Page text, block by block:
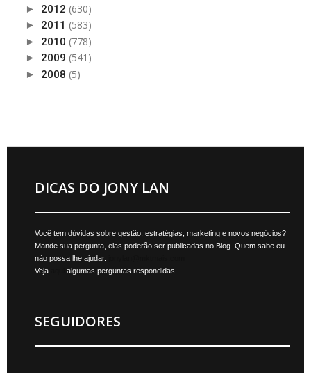
► 2012 (630)
► 2011 (583)
► 2010 (778)
► 2009 (541)
► 2008 (5)
DICAS DO JONY LAN
Você tem dúvidas sobre gestão, estratégias, marketing e novos negócios?
Mande sua pergunta, elas poderão ser publicadas no Blog. Quem sabe eu
não possa lhe ajudar.
Veja
algumas perguntas respondidas.
SEGUIDORES